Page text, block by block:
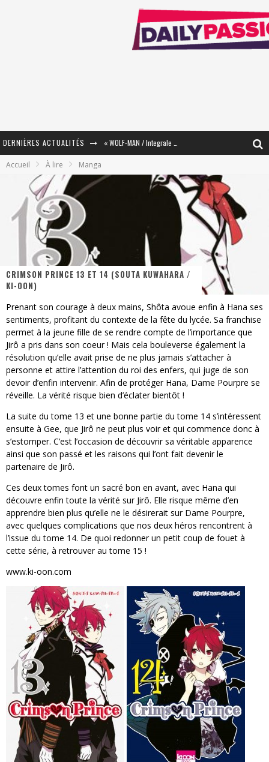
DERNIÈRES ACTUALITÉS
« Mon Village Révolté » - Combattre un Projet !
« Dr Wertham / L’homme qui étudia les tueurs en série » - Un Métier à Risque !
Assassin's Creed Black Flag Resynced
« Le Vent dand les Saules » - Une Belle Histoire !
« Damn Them All » - Un duo de Choc !
Accueil À lire Manga
CRIMSON PRINCE 13 ET 14 (SOUTA KUWAHARA /
KI-OON)
Prenant son courage à deux mains, Shôta avoue enfin à Hana ses
sentiments, profitant du contexte de la fête du lycée. Sa franchise
permet à la jeune fille de se rendre compte de l’importance que
Jirô a pris dans son coeur ! Mais cela bouleverse également la
résolution qu’elle avait prise de ne plus jamais s’attacher à
personne et attire l’attention du roi des enfers, qui juge de son
devoir d’enfin intervenir. Afin de protéger Hana, Dame Pourpre se
réveille. La vérité risque bien d’éclater bientôt !
La suite du tome 13 et une bonne partie du tome 14 s’intéressent
ensuite à Gee, que Jirô ne peut plus voir et qui commence donc à
s’estomper. C’est l’occasion de découvrir sa véritable apparence
ainsi que son passé et les raisons qui l’ont fait devenir le
partenaire de Jirô.
Ces deux tomes font un sacré bon en avant, avec Hana qui
découvre enfin toute la vérité sur Jirô. Elle risque même d’en
apprendre bien plus qu’elle ne le désirerait sur Dame Pourpre,
avec quelques complications que nos deux héros rencontrent à
l’issue du tome 14. De quoi redonner un petit coup de fouet à
cette série, à retrouver au tome 15 !
www.ki-oon.com